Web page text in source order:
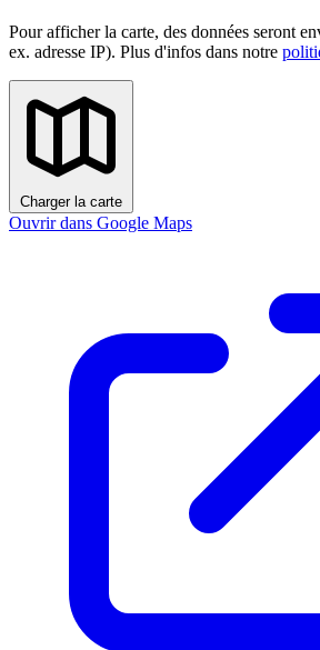
Pour afficher la carte, des données seront
ex. adresse IP). Plus d'infos dans notre
Charger la carte
Ouvrir dans Google Maps